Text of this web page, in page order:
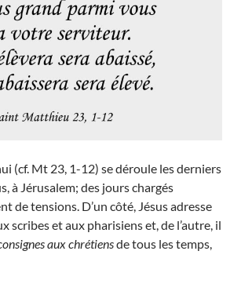
(cf. Mt 23, 1-12) se déroule les derniers
à Jérusalem; des jours chargés
de tensions. D’un côté, Jésus adresse
scribes et aux pharisiens et, de l’autre, il
aux chrétiensde tous les temps,